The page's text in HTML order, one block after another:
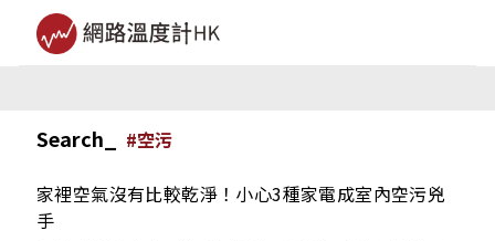
Search_ #空污
家裡空氣沒有比較乾淨！小心3種家電成室內空污兇
手